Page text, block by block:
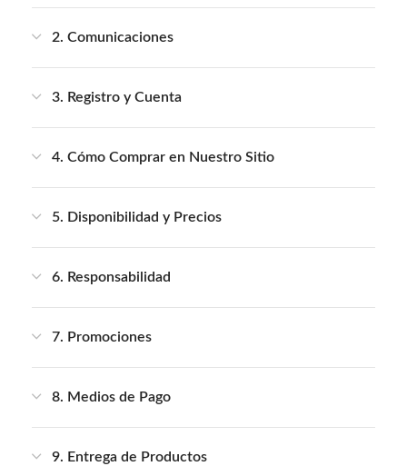
2. Comunicaciones
3. Registro y Cuenta
4. Cómo Comprar en Nuestro Sitio
5. Disponibilidad y Precios
6. Responsabilidad
7. Promociones
8. Medios de Pago
9. Entrega de Productos